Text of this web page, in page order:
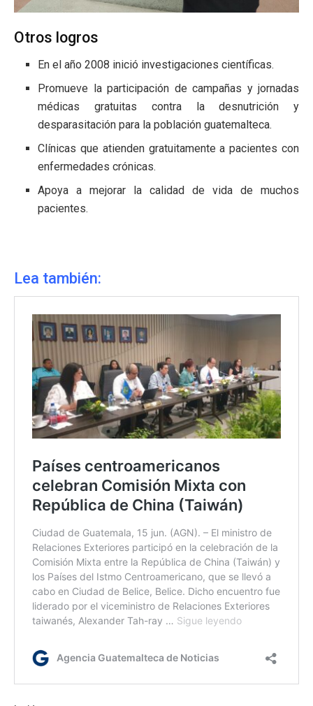
Otros logros
En el año 2008 inició investigaciones científicas.
Promueve la participación de campañas y jornadas
médicas gratuitas contra la desnutrición y
desparasitación para la población guatemalteca.
Clínicas que atienden gratuitamente a pacientes con
enfermedades crónicas.
Apoya a mejorar la calidad de vida de muchos
pacientes.
Lea también: